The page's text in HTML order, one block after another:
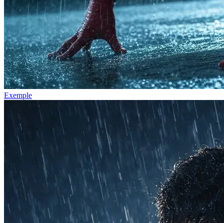
Exemple